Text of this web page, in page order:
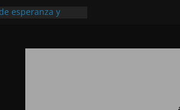
esperanza y
de